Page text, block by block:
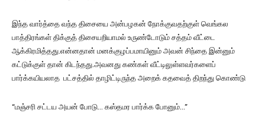
இந்த வார்த்தை வந்த திசையை அன்பழகன் நோக்குவதற்குள் வெங்கல
பாத்திரங்கள் திக்குத் திசையறியாமல் உருண்டோடும் சத்தம் வீட்டை
ஆக்கிரமித்தது.என்னதான் மனக்குழப்பமாயினும் அவன் சிந்தை இன்னும்
கட்டுக்குள் தான் கிடந்தது.அவனது கண்கள் வீட்டிலுள்ளவர்களைப்
பார்க்கயியலாத பட்சத்தில் தாழிட்டிருந்த அறைக் கதவைத் திறந்து கொண்டு
“மஞ்சரி சட்டய அயன் போடு… கஸ்தமர பார்க்க போனும்…”